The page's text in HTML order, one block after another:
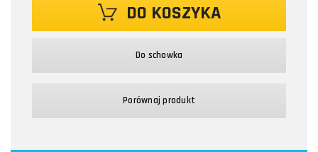
DO KOSZYKA
Do schowka
Porównaj produkt